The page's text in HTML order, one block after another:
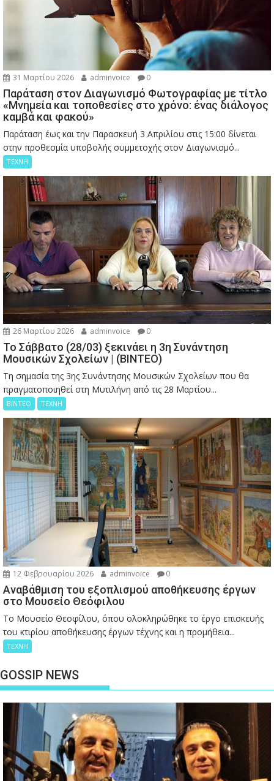
31 Μαρτίου 2026 adminvoice 0
Παράταση στον Διαγωνισμό Φωτογραφίας με τίτλο
«Μνημεία και τοποθεσίες στο χρόνο: ένας διάλογος
καμβά και φακού»
Παράταση έως και την Παρασκευή 3 Απριλίου στις 15:00 δίνεται
στην προθεσμία υποβολής συμμετοχής στον Διαγωνισμό...
ΤΕΧΝΗ
26 Μαρτίου 2026 adminvoice 0
Το Σάββατο (28/03) ξεκινάει η 3η Συνάντηση
Μουσικών Σχολείων | (ΒΙΝΤΕΟ)
Τη σημασία της 3ης Συνάντησης Μουσικών Σχολείων που θα
πραγματοποιηθεί στη Μυτιλήνη από τις 28 Μαρτίου...
ΒΙΝΤΕΟ ΤΕΧΝΗ
12 Φεβρουαρίου 2026 adminvoice 0
Αναβάθμιση του εξοπλισμού αποθήκευσης έργων
στο Μουσείο Θεόφιλου
Το Μουσείο Θεοφίλου, όπου ολοκληρώθηκε το έργο επισκευής
του κτιρίου αποθήκευσης έργων τέχνης και η προμήθεια...
ΤΕΧΝΗ
GOSSIP NEWS